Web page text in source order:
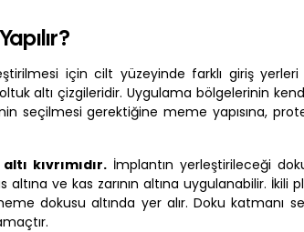
için cilt yüzeyinde farklı giriş yerleri
altı çizgileridir. Uygulama bölgelerinin
seçilmesi gerektiğine meme yapısına,
kıvrımıdır.İmplantın yerleştirileceği
ve kas zarının altına uygulanabilir. İkili
dokusu altında yer alır. Doku katmanı